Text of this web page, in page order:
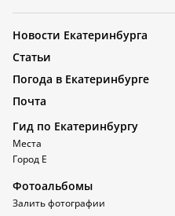
Новости Екатеринбурга
Статьи
Погода в Екатеринбурге
Почта
Гид по Екатеринбургу
Места
Город Е
Фотоальбомы
Залить фотографии